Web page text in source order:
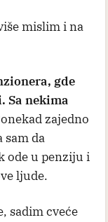
mislim i na
gde
Sa nekima
zajedno
sam da
ode u penziju i
ljude.
sadim cveće